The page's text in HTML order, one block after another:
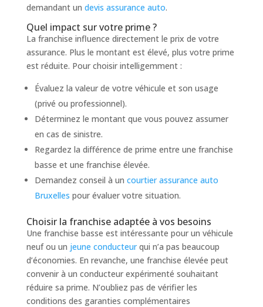
demandant un devis assurance auto.
Quel impact sur votre prime ?
La franchise influence directement le prix de votre
assurance. Plus le montant est élevé, plus votre prime
est réduite. Pour choisir intelligemment :
Évaluez la valeur de votre véhicule et son usage
(privé ou professionnel).
Déterminez le montant que vous pouvez assumer
en cas de sinistre.
Regardez la différence de prime entre une franchise
basse et une franchise élevée.
Demandez conseil à un courtier assurance auto
Bruxelles pour évaluer votre situation.
Choisir la franchise adaptée à vos besoins
Une franchise basse est intéressante pour un véhicule
neuf ou un jeune conducteurqui n’a pas beaucoup
d’économies. En revanche, une franchise élevée peut
convenir à un conducteur expérimenté souhaitant
réduire sa prime. N’oubliez pas de vérifier les
conditions des garanties complémentaires